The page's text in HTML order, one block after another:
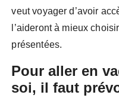
veut voyager d’avoir
l’aideront à mieux
présentées.
Pour aller en
soi, il faut